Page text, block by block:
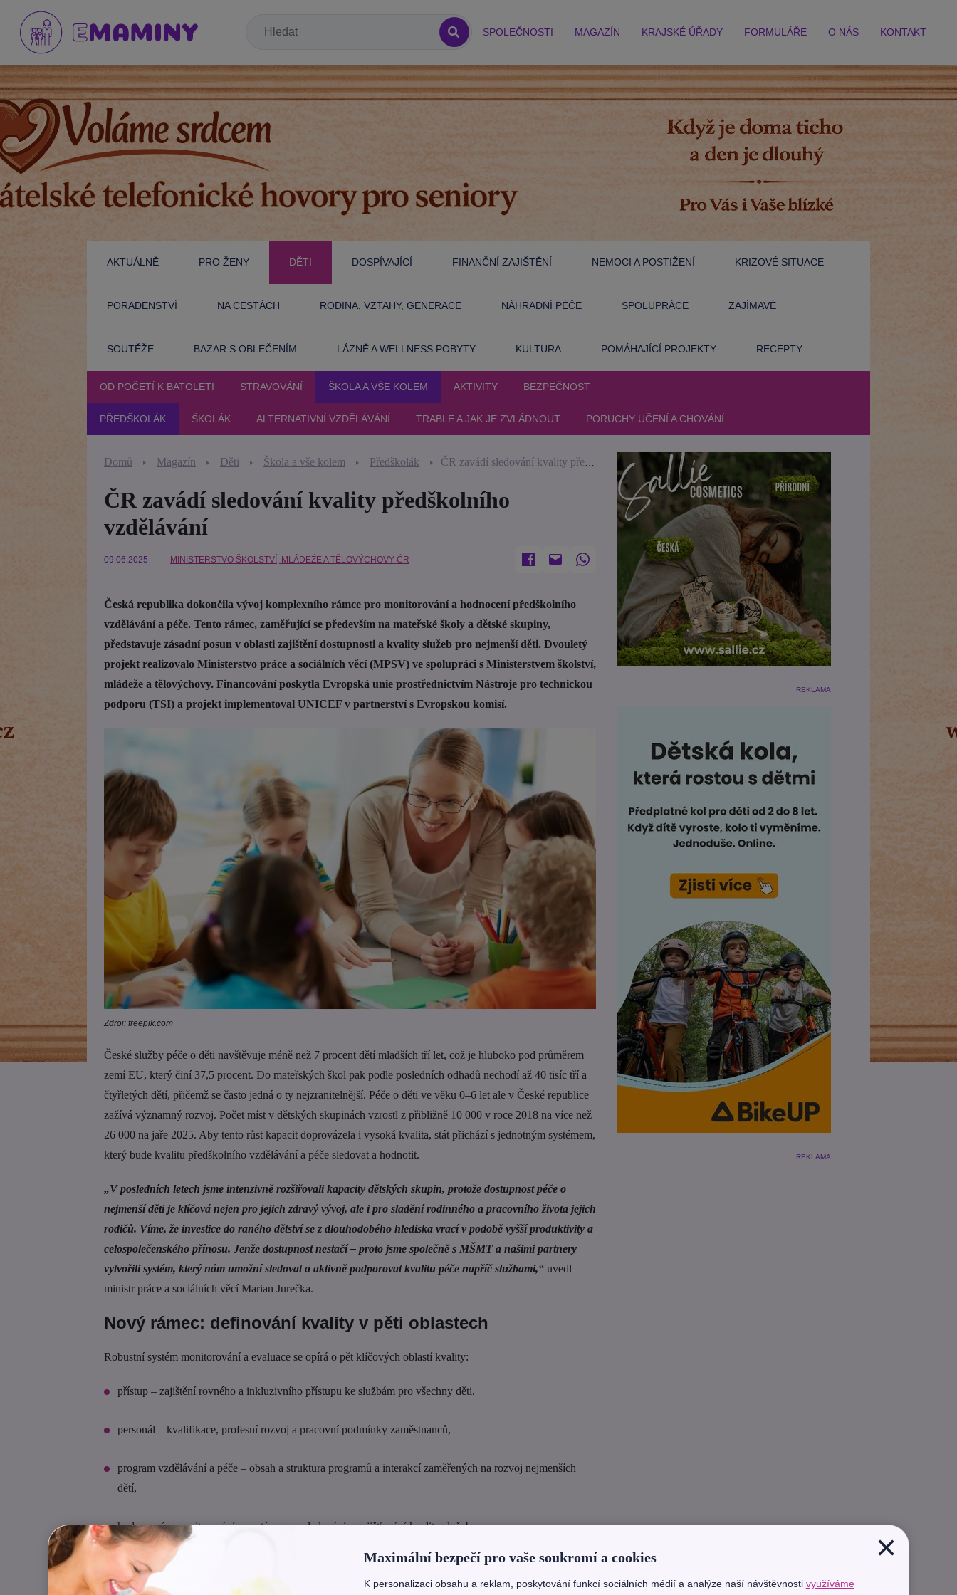
SPOLEČNOSTI MAGAZÍN KRAJSKÉ ÚŘADY FORMULÁŘE O NÁS KONTAKT
AKTUÁLNĚ PRO ŽENY DĚTI DOSPÍVAJÍCÍ FINANČNÍ ZAJIŠTĚNÍ NEMOCI A POSTIŽENÍ KRIZOVÉ SITUACE
PORADENSTVÍ NA CESTÁCH RODINA, VZTAHY, GENERACE NÁHRADNÍ PÉČE SPOLUPRÁCE ZAJÍMAVÉ
SOUTĚŽE BAZAR S OBLEČENÍM LÁZNĚ A WELLNESS POBYTY KULTURA POMÁHAJÍCÍ PROJEKTY RECEPTY
OD POČETÍ K BATOLETI STRAVOVÁNÍ ŠKOLA A VŠE KOLEM AKTIVITY BEZPEČNOST
PŘEDŠKOLÁK ŠKOLÁK ALTERNATIVNÍ VZDĚLÁVÁNÍ TRABLE A JAK JE ZVLÁDNOUT PORUCHY UČENÍ A CHOVÁNÍ
Domů Magazín Děti Škola a vše kolem Předškolák ČR zavádí sledování kvality předškolního vzdělávání
ČR zavádí sledování kvality předškolního
vzdělávání
09.06.2025 MINISTERSTVO ŠKOLSTVÍ, MLÁDEŽE A TĚLOVÝCHOVY ČR
Česká republika dokončila vývoj komplexního rámce pro monitorování a hodnocení předškolního
vzdělávání a péče. Tento rámec, zaměřující se především na mateřské školy a dětské skupiny,
představuje zásadní posun v oblasti zajištění dostupnosti a kvality služeb pro nejmenší děti. Dvouletý
projekt realizovalo Ministerstvo práce a sociálních věcí (MPSV) ve spolupráci s Ministerstvem školství,
mládeže a tělovýchovy. Financování poskytla Evropská unie prostřednictvím Nástroje pro technickou
podporu (TSI) a projekt implementoval UNICEF v partnerství s Evropskou komisí.
Zdroj: freepik.com
České služby péče o děti navštěvuje méně než 7 procent dětí mladších tří let, což je hluboko pod průměrem
zemí EU, který činí 37,5 procent. Do mateřských škol pak podle posledních odhadů nechodí až 40 tisíc tří a
čtyřletých dětí, přičemž se často jedná o ty nejzranitelnější. Péče o děti ve věku 0–6 let ale v České republice
zažívá významný rozvoj. Počet míst v dětských skupinách vzrostl z přibližně 10 000 v roce 2018 na více než
26 000 na jaře 2025. Aby tento růst kapacit doprovázela i vysoká kvalita, stát přichází s jednotným systémem,
který bude kvalitu předškolního vzdělávání a péče sledovat a hodnotit.
„V posledních letech jsme intenzivně rozšiřovali kapacity dětských skupin, protože dostupnost péče o
nejmenší děti je klíčová nejen pro jejich zdravý vývoj, ale i pro sladění rodinného a pracovního života jejich
rodičů. Víme, že investice do raného dětství se z dlouhodobého hlediska vrací v podobě vyšší produktivity a
celospolečenského přínosu. Jenže dostupnost nestačí – proto jsme společně s MŠMT a našimi partnery
vytvořili systém, který nám umožní sledovat a aktivně podporovat kvalitu péče napříč službami,“ uvedl
ministr práce a sociálních věcí Marian Jurečka.
Nový rámec: definování kvality v pěti oblastech
Robustní systém monitorování a evaluace se opírá o pět klíčových oblastí kvality:
přístup – zajištění rovného a inkluzivního přístupu ke službám pro všechny děti,
personál – kvalifikace, profesní rozvoj a pracovní podmínky zaměstnanců,
program vzdělávání a péče – obsah a struktura programů a interakcí zaměřených na rozvoj nejmenších
dětí,
hodnocení a monitorování – systémy pro sledování a zajišťování kvality služeb,
správa a financování – efektivní řízení a udržitelné financování služeb.
REKLAMA
REKLAMA
×
Maximální bezpečí pro vaše soukromí a cookies
K personalizaci obsahu a reklam, poskytování funkcí sociálních médií a analýze naší návštěvnosti využíváme